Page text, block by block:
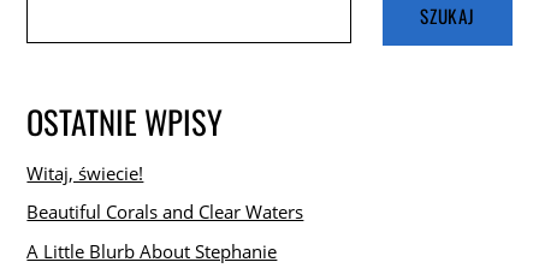
SZUKAJ
OSTATNIE WPISY
Witaj, świecie!
Beautiful Corals and Clear Waters
A Little Blurb About Stephanie